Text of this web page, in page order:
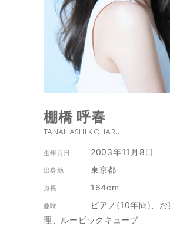
棚橋 呼春
TANAHASHI KOHARU
生年月日 2003年11月8日
出身地 東京都
身長 164cm
趣味
ピアノ(10年間)、
理、ルービックキューブ